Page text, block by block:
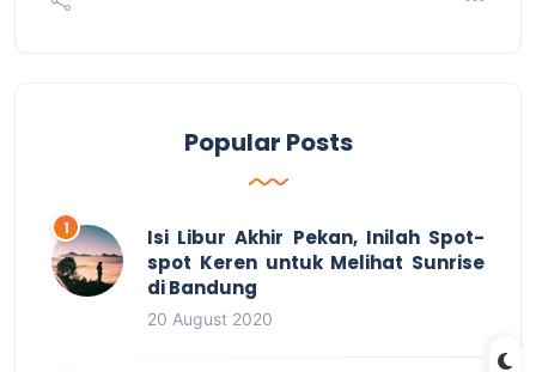
Popular Posts
Isi Libur Akhir Pekan, Inilah Spot-
spot Keren untuk Melihat Sunrise
di Bandung
20 August 2020